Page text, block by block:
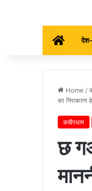
होम
Home /
का निराकरण
कबीरधाम
छ